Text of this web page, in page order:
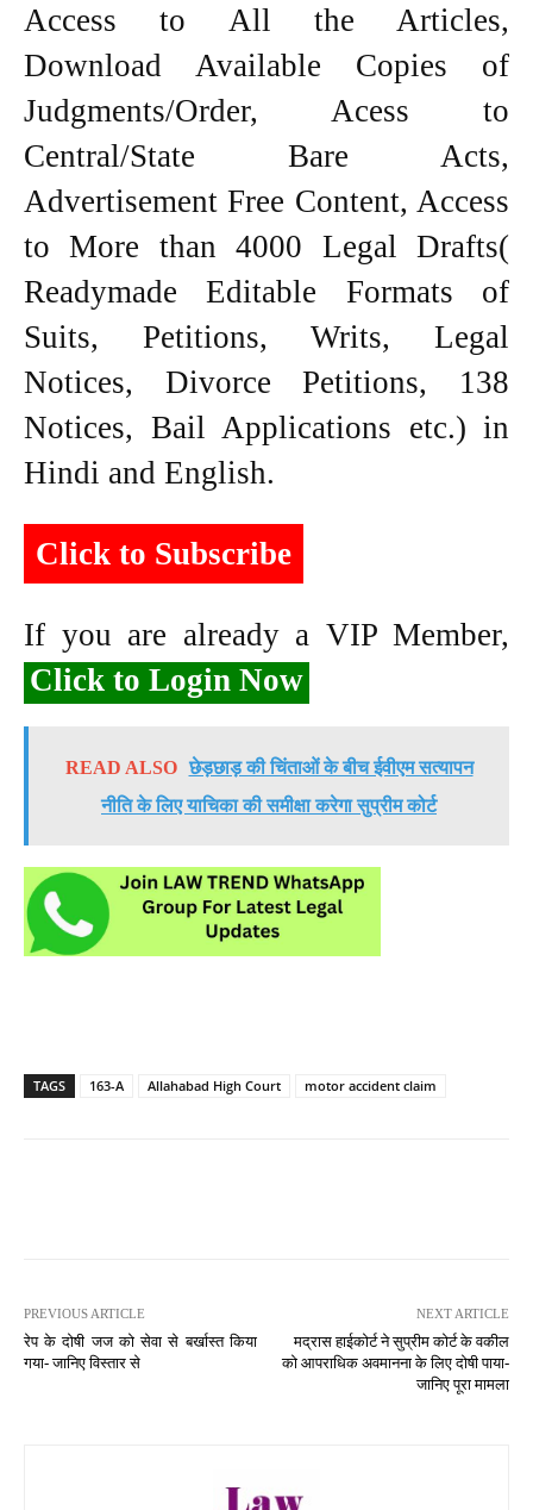
Access to All the Articles,
Download Available Copies of
Judgments/Order, Acess to
Central/State Bare Acts,
Advertisement Free Content, Access
to More than 4000 Legal Drafts(
Readymade Editable Formats of
Suits, Petitions, Writs, Legal
Notices, Divorce Petitions, 138
Notices, Bail Applications etc.) in
Hindi and English.
Click to Subscribe
If you are already a VIP Member,
Click to Login Now
READ ALSO छेड़छाड़ की चिंताओं के बीच ईवीएम सत्यापन
नीति के लिए याचिका की समीक्षा करेगा सुप्रीम कोर्ट
TAGS 163-A Allahabad High Court motor accident claim
PREVIOUS ARTICLE
रेप के दोषी जज को सेवा से बर्खास्त किया
गया- जानिए विस्तार से
NEXT ARTICLE
मद्रास हाईकोर्ट ने सुप्रीम कोर्ट के वकील
को आपराधिक अवमानना के लिए दोषी पाया-
जानिए पूरा मामला